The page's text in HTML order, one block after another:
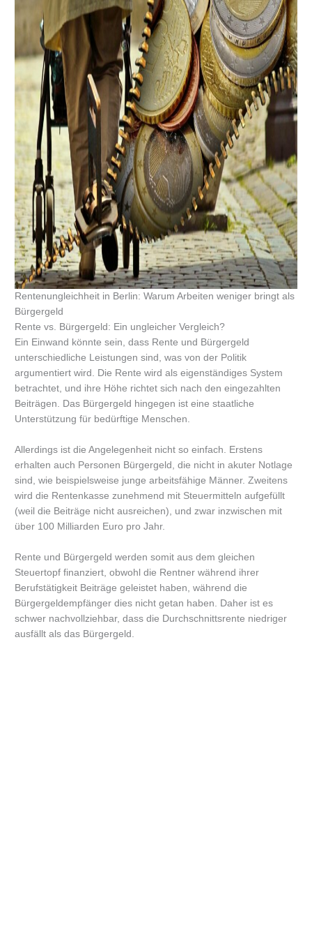
Rentenungleichheit in Berlin: Warum Arbeiten weniger bringt als
Bürgergeld
Rente vs. Bürgergeld: Ein ungleicher Vergleich?
Ein Einwand könnte sein, dass Rente und Bürgergeld
unterschiedliche Leistungen sind, was von der Politik
argumentiert wird. Die Rente wird als eigenständiges System
betrachtet, und ihre Höhe richtet sich nach den eingezahlten
Beiträgen. Das Bürgergeld hingegen ist eine staatliche
Unterstützung für bedürftige Menschen.
Allerdings ist die Angelegenheit nicht so einfach. Erstens
erhalten auch Personen Bürgergeld, die nicht in akuter Notlage
sind, wie beispielsweise junge arbeitsfähige Männer. Zweitens
wird die Rentenkasse zunehmend mit Steuermitteln aufgefüllt
(weil die Beiträge nicht ausreichen), und zwar inzwischen mit
über 100 Milliarden Euro pro Jahr.
Rente und Bürgergeld werden somit aus dem gleichen
Steuertopf finanziert, obwohl die Rentner während ihrer
Berufstätigkeit Beiträge geleistet haben, während die
Bürgergeldempfänger dies nicht getan haben. Daher ist es
schwer nachvollziehbar, dass die Durchschnittsrente niedriger
ausfällt als das Bürgergeld.